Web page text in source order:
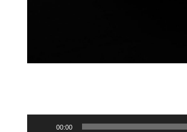
Reproductor
00:00